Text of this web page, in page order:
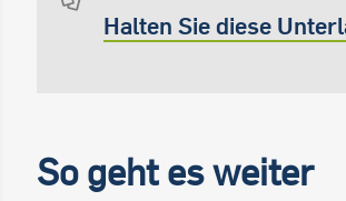
Halten Sie diese
So geht es weiter